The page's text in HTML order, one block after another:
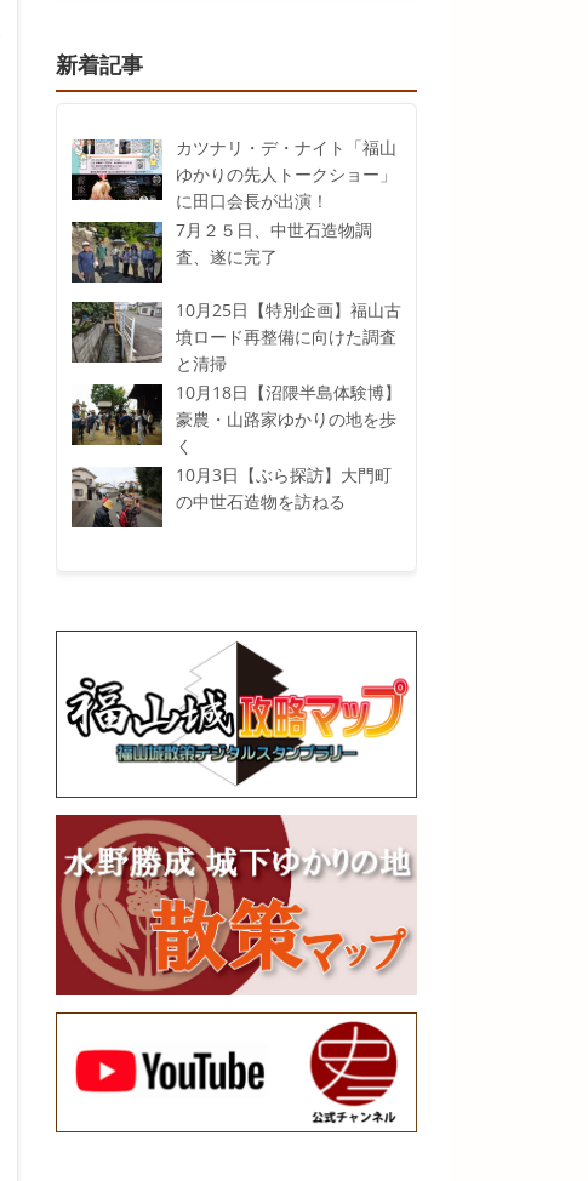
新着記事
カツナリ・デ・ナイト「福山
ゆかりの先人トークショー」
に田口会長が出演！
7月２５日、中世石造物調
査、遂に完了
10月25日【特別企画】福山古
墳ロード再整備に向けた調査
と清掃
10月18日【沼隈半島体験博】
豪農・山路家ゆかりの地を歩
く
10月3日【ぶら探訪】大門町
の中世石造物を訪ねる